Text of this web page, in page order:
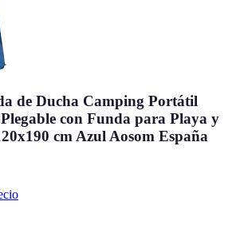
de Ducha Camping Portátil
con Funda para Playa y
cm Azul Aosom España